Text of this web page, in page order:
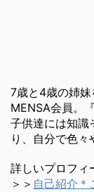
7歳と4歳の姉妹
MENSA会員。
子供達には知識
り、自分で色々
詳しいプロフィ
＞＞ 自己紹介＊